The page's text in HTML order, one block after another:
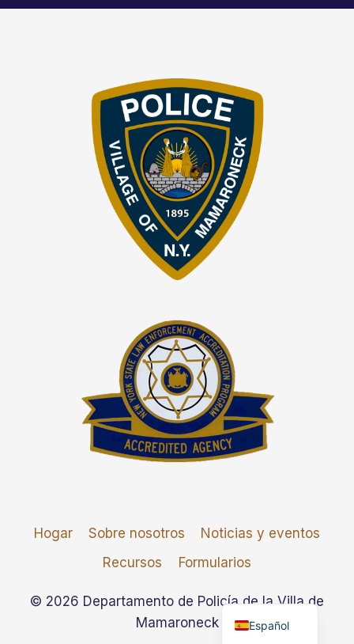
Hogar Sobre nosotros
Noticias y eventos
Recursos
Formularios
© 2026 Departamento de Policía de la Villa de
Mamaroneck
Español
English